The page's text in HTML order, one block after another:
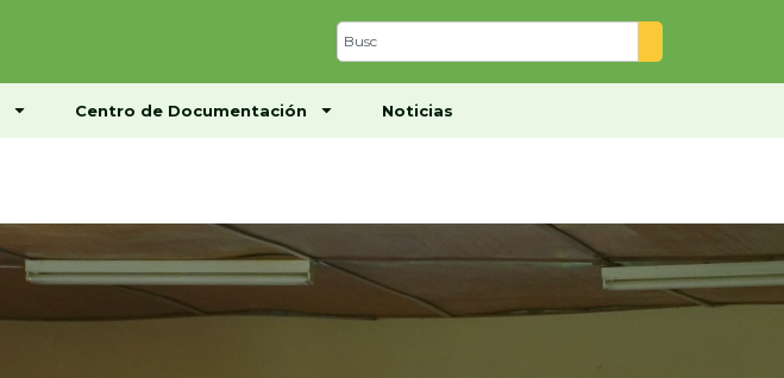
Centro de Documentación Noticias
Centro de Documentación Noticias